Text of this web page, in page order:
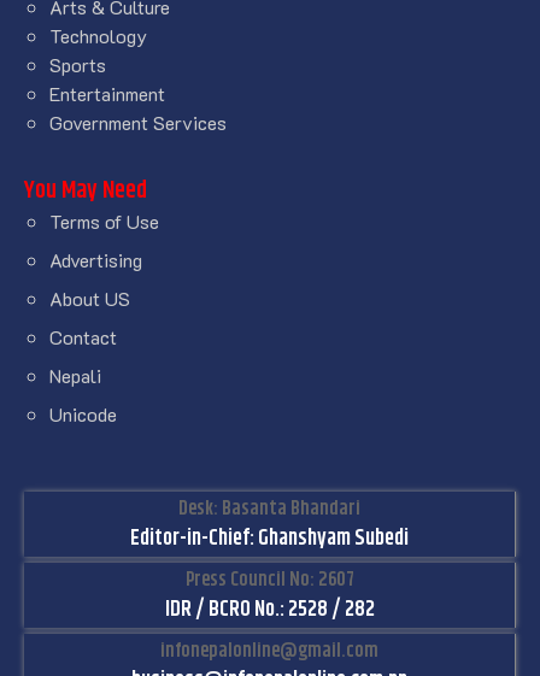
Arts & Culture
Technology
Sports
Entertainment
Government Services
You May Need
Terms of Use
Advertising
About US
Contact
Nepali
Unicode
Desk: Basanta Bhandari
Editor-in-Chief: Ghanshyam Subedi
Press Council No: 2607
IDR / BCRO No.: 2528 / 282
infonepalonline@gmail.com